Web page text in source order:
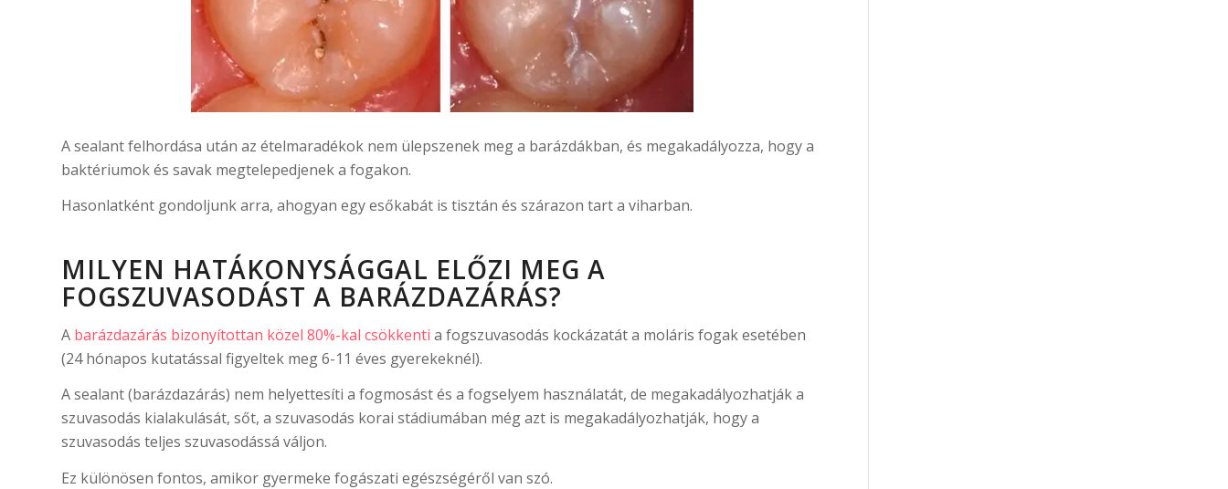
A sealant felhordása után az ételmaradékok nem ülepszenek meg a barázdákban, és megakadályozza, hogy a
baktériumok és savak megtelepedjenek a fogakon.
Hasonlatként gondoljunk arra, ahogyan egy esőkabát is tisztán és szárazon tart a viharban.
MILYEN HATÁKONYSÁGGAL ELŐZI MEG A
FOGSZUVASODÁST A BARÁZDAZÁRÁS?
A barázdazárás bizonyítottan közel 80%-kal csökkenti a fogszuvasodás kockázatát a moláris fogak esetében
(24 hónapos kutatással figyeltek meg 6-11 éves gyerekeknél).
A sealant (barázdazárás) nem helyettesíti a fogmosást és a fogselyem használatát, de megakadályozhatják a
szuvasodás kialakulását, sőt, a szuvasodás korai stádiumában még azt is megakadályozhatják, hogy a
szuvasodás teljes szuvasodássá váljon.
Ez különösen fontos, amikor gyermeke fogászati egészségéről van szó.